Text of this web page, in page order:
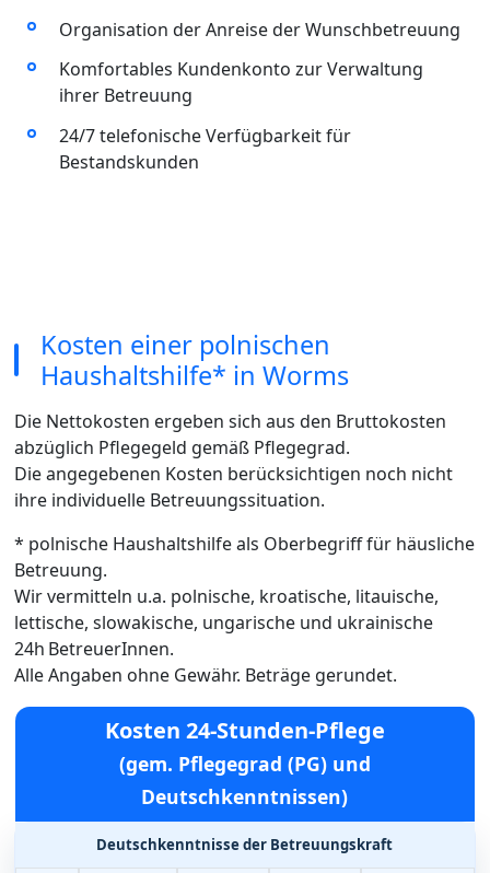
Organisation der Anreise der Wunschbetreuung
Komfortables Kundenkonto zur Verwaltung
ihrer Betreuung
24/7 telefonische Verfügbarkeit für
Bestandskunden
Kosten einer polnischen
Haushaltshilfe* in Worms
Die Nettokosten ergeben sich aus den Bruttokosten
abzüglich Pflegegeld gemäß Pflegegrad.
Die angegebenen Kosten berücksichtigen noch nicht
ihre individuelle Betreuungssituation.
* polnische Haushaltshilfe als Oberbegriff für häusliche
Betreuung.
Wir vermitteln u.a. polnische, kroatische, litauische,
lettische, slowakische, ungarische und ukrainische
24h BetreuerInnen.
Alle Angaben ohne Gewähr. Beträge gerundet.
Kosten 24-Stunden-Pflege
(gem. Pflegegrad (PG) und
Deutschkenntnissen)
Deutschkenntnisse der Betreuungskraft